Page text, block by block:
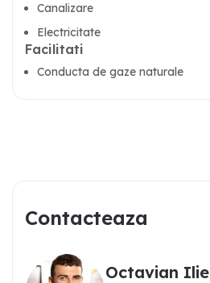
Canalizare
Electricitate
Facilitati
Conducta de gaze naturale
Contacteaza
Octavian Ilie